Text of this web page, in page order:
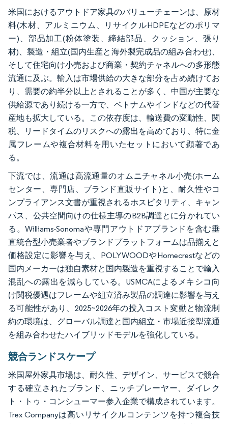
米国におけるアウトドア家具のバリューチェーンは、原材
料(木材、アルミニウム、リサイクルHDPEなどのポリマ
ー)、部品加工(粉体塗装、締結部品、クッション、張り
材)、製造・組立(国内生産と海外製完成品の組み合わせ)、
そして住宅向け小売および商業・契約チャネルへの多形態
流通に及ぶ。輸入は市場供給の大きな部分を占め続けてお
り、需要の約半分以上とされることが多く、中国が主要な
供給源であり続ける一方で、ベトナムやインドなどの代替
産地も拡大している。この依存度は、輸送費の変動性、関
税、リードタイムのリスクへの露出を高めており、特に金
属フレームや複合材料を用いたセットにおいて顕著であ
る。
下流では、流通は高流通量のオムニチャネル小売(ホーム
センター、専門店、ブランド直販サイト)と、耐久性やコ
ンプライアンス文書が重視されるホスピタリティ、キャン
パス、公共空間向けの仕様主導のB2B調達とに分かれてい
る。Williams-Sonomaや専門アウトドアブランドを含む垂
直統合型小売業者やブランドプラットフォームは品揃えと
価格設定に影響を与え、POLYWOODやHomecrestなどの
国内メーカーは独自素材と国内製造を重視することで輸入
混乱への露出を減らしている。USMCAによるメキシコ向
け関税優遇はフレームや組立済み製品の調達に影響を与え
る可能性があり、2025~2026年の投入コスト変動と物流制
約の環境は、グローバル調達と国内組立・市場近接型流通
を組み合わせたハイブリッドモデルを強化している。
競合ランドスケープ
米国屋外家具市場は、耐久性、デザイン、サービスで競合
する確立されたブランド、ニッチプレーヤー、ダイレク
ト・トゥ・コンシューマー参入企業で構成されています。
Trex Companyは高いリサイクルコンテンツを持つ複合技